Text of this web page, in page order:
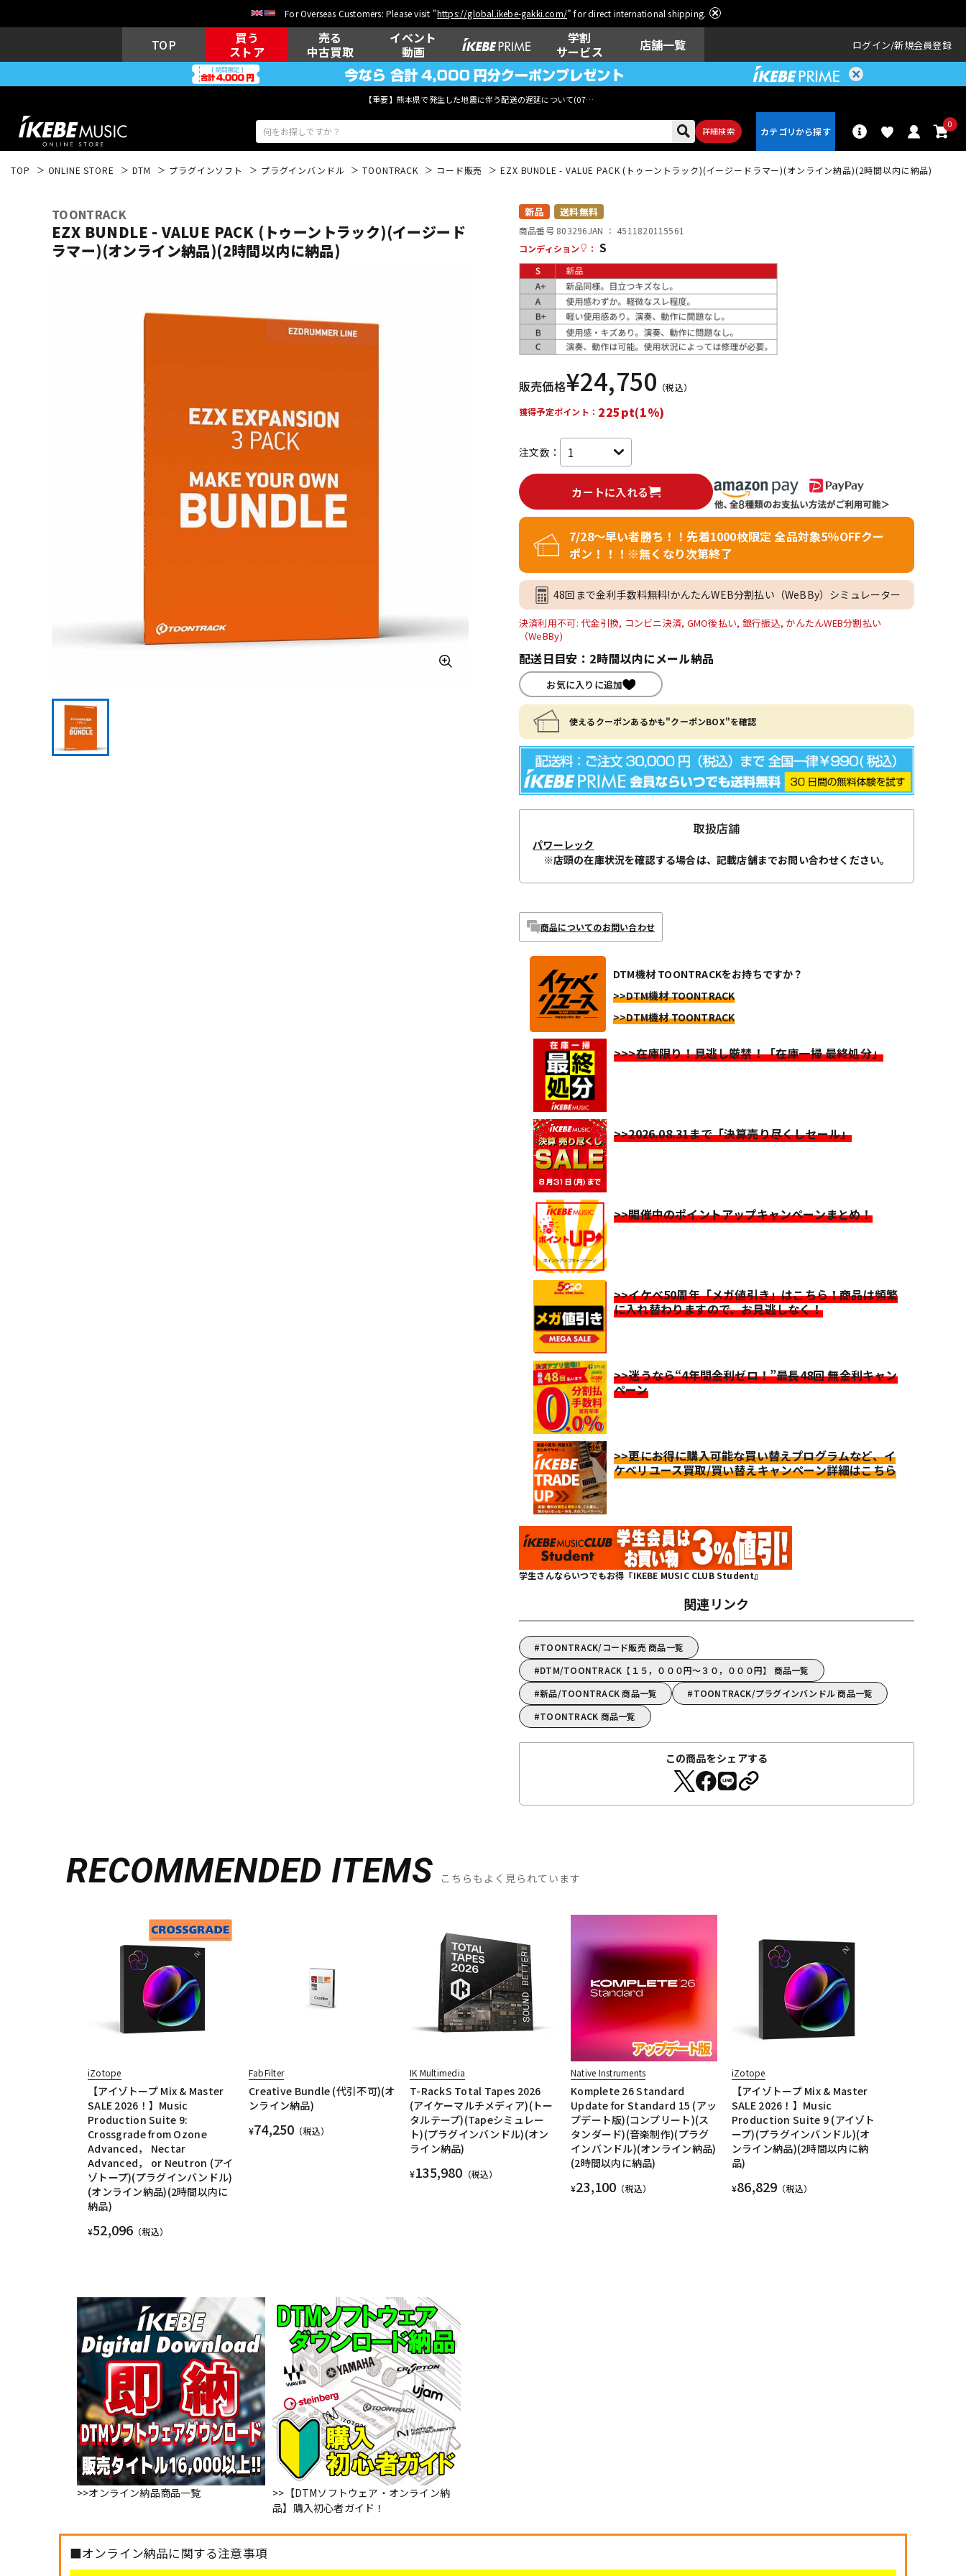
For Overseas Customers: Please visit "https://global.ikebe-gakki.com/" for direct international shipping.
TOP
買う
ストア
売る
中古買取
イベント
動画
学割
サービス
店舗一覧 ログイン 新規会員登録
【重要】熊本県で発生した地震に伴う配送の遅延について(07月29日
詳細検索
0
ウクレレ
その他楽器
レコーディン
グ機器
配信/ライブ
機器
TOP ONLINE STORE DTM プラグインソフト プラグインバンドル TOONTRACK コード販売 EZX BUNDLE - VALUE PACK (トゥーントラック)(イージードラマー)(オンライン納品)(2時間以内に納品)
TOONTRACK
EZX BUNDLE - VALUE PACK (トゥーントラック)(イージード
ラマー)(オンライン納品)(2時間以内に納品)
新品 送料無料
商品番号 803296JAN ： 4511820115561
コンディション
： S
販売価格¥24,750 （税込）
獲得予定ポイント： 225pt(1%)
注文数：
カートに入れる
7/28～早い者勝ち！！先着1000枚限定 全品対象5％OFFクー
ポン！！！※無くなり次第終了
48回まで金利手数料無料!かんたんWEB分割払い（WeBBy）シミュレーター
決済利用不可: 代金引換, コンビニ決済, GMO後払い, 銀行振込, かんたんWEB分割払い
（WeBBy)
配送日目安：2時間以内にメール納品
お気に入りに追加
使えるクーポンあるかも"クーポンBOX"を確認
取扱店舗
パワーレック
※店頭の在庫状況を確認する場合は、記載店舗までお問い合わせください。
商品についてのお問い合わせ
DTM機材 TOONTRACKをお持ちですか？
>>DTM機材 TOONTRACK
>>DTM機材 TOONTRACK
>>>在庫限り！見逃し厳禁！「在庫一掃 最終処分」
>>2026.08.31まで「決算売り尽くしセール」
>>開催中のポイントアップキャンペーンまとめ！
>>イケベ50周年「メガ値引き」はこちら！商品は頻繁
に入れ替わりますので、お見逃しなく！
>>迷うなら“4年間金利ゼロ！”最長48回 無金利キャン
ペーン
>>更にお得に購入可能な買い替えプログラムなど、イ
ケベリユース買取/買い替えキャンペーン詳細はこちら
学生さんならいつでもお得『IKEBE MUSIC CLUB Student』
関連リンク
TOONTRACK/コード販売 商品一覧
DTM/TOONTRACK【１５，０００円～３０，０００円】 商品一覧
新品/TOONTRACK 商品一覧
TOONTRACK/プラグインバンドル 商品一覧
TOONTRACK 商品一覧
この商品をシェアする
RECOMMENDED ITEMS こちらもよく見られています
iZotope
【アイゾトープ Mix & Master
SALE 2026！】Music
Production Suite 9:
Crossgrade from Ozone
Advanced， Nectar
Advanced， or Neutron (アイ
ゾトープ)(プラグインバンドル)
(オンライン納品)(2時間以内に
納品)
¥52,096 （税込）
FabFilter
Creative Bundle (代引不可)(オ
ンライン納品)
¥74,250 （税込）
IK Multimedia
T-RackS Total Tapes 2026
(アイケーマルチメディア)(トー
タルテープ)(Tapeシミュレー
ト)(プラグインバンドル)(オン
ライン納品)
¥135,980 （税込）
Native Instruments
Komplete 26 Standard
Update for Standard 15 (アッ
プデート版)(コンプリート)(ス
タンダード)(音楽制作)(プラグ
インバンドル)(オンライン納品)
(2時間以内に納品)
¥23,100 （税込）
iZotope
【アイゾトープ Mix & Master
SALE 2026！】Music
Production Suite 9 (アイゾト
ープ)(プラグインバンドル)(オ
ンライン納品)(2時間以内に納
品)
¥86,829 （税込）
>>オンライン納品商品一覧
>>【DTMソフトウェア・オンライン納
品】購入初心者ガイド！
■オンライン納品に関する注意事項